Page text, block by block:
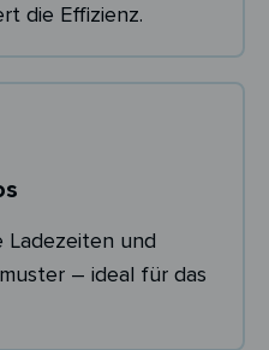
die Effizienz.
und
– ideal für das